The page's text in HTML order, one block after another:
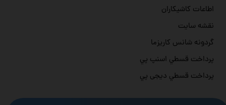
اطاعات کاشیکاران
نقشه سایت
گردونه شانس کاریزما
پرداخت قسطي اسنپ پي
پرداخت قسطي دیجی پي